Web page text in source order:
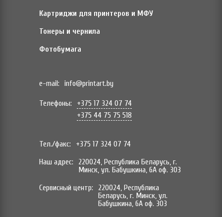
Картриджи для принтеров и МФУ
Тонеры и чернила
Фотобумага
e-mail: info@printart.by
Телефоны:
+375 17 324 07 74
+375 44 75 75 518
Тел./факс:
+375 17 324 07 74
Наш адрес:
220024, Республика Беларусь, г.
Минск, ул. Бабушкина, 6А оф. 303
Сервисный центр:
220024, Республика
Беларусь, г. Минск, ул.
Бабушкина, 6А оф. 303